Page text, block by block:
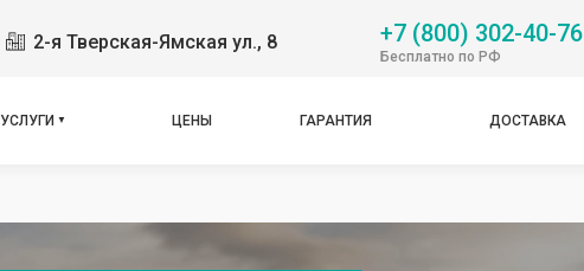
2-я Тверская-Ямская ул., 8 +7 (800) 302-40-76
Бесплатно по РФ
УСЛУГИ ЦЕНЫ ГАРАНТИЯ ДОСТАВКА